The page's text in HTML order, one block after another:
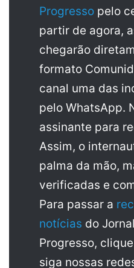
Progresso pelo
partir de agora,
chegarão
formato
canal uma das
pelo WhatsApp.
assinante para
Assim, o
palma da mão,
verificadas e
Para passar a
notícias do
Progresso,
siga nossas